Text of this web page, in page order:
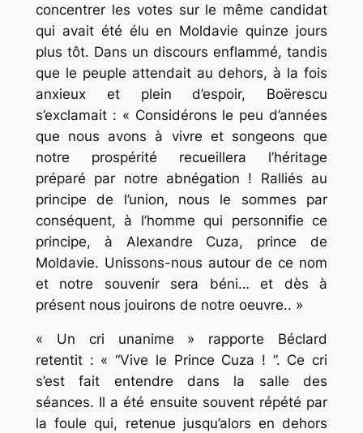
concentrer les votes sur le même candidat
qui avait été élu en Moldavie quinze jours
plus tôt. Dans un discours enflammé, tandis
que le peuple attendait au dehors, à la fois
anxieux et plein d’espoir, Boërescu
s’exclamait : « Considérons le peu d’années
que nous avons à vivre et songeons que
notre prospérité recueillera l’héritage
préparé par notre abnégation ! Ralliés au
principe de l’union, nous le sommes par
conséquent, à l’homme qui personnifie ce
principe, à Alexandre Cuza, prince de
Moldavie. Unissons-nous autour de ce nom
et notre souvenir sera béni… et dès à
présent nous jouirons de notre oeuvre.. »
« Un cri unanime » rapporte Béclard
retentit : « “Vive le Prince Cuza ! ”. Ce cri
s’est fait entendre dans la salle des
séances. Il a été ensuite souvent répété par
la foule qui, retenue jusqu’alors en dehors